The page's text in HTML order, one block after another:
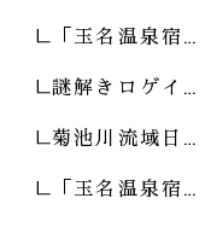
「玉名温泉宿…
謎解きロゲイ…
菊池川流域日…
「玉名温泉宿…